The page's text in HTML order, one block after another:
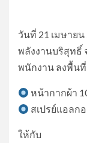
วันที่ 21 เมษาย
พลังงาน​บริสุทธิ์​
พนักงาน ลงพื้น
หน้ากากผ้า
สเปรย์แอลก
ให้กับ